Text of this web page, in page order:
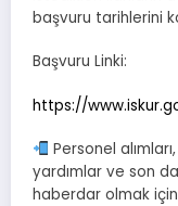
başvuru tarihlerini
Başvuru Linki:
https://
Personel
yardımlar ve son
haberdar olmak için